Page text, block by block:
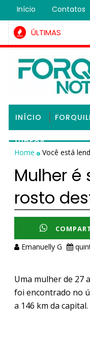
Início Contatos
ÚLTIMAS
INÍCIO
VÍDEOS
Home Você está
Mulher
rosto
Emanuelly G
Uma mulher de 27
foi encontrado no
a 146 km da capital.